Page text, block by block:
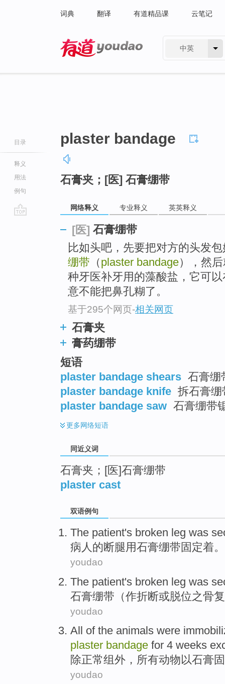
词典 翻译 有道精品课 云笔记
中英
目录
释义
用法
例句
plaster bandage
石膏夹；[医] 石膏绷带
网络释义 专业释义 英英释义
[医] 石膏绷带
比如头吧，先要把对方的头发
绷带 （plaster bandage），然
种牙医补牙用的藻酸盐，它可
意不能把鼻孔糊了。
基于295个网页-相关网页
石膏夹
膏药绷带
短语
plaster bandage shears 石膏绷
plaster bandage knife 拆石膏绷
plaster bandage saw 石膏绷带
更多网络短语
同近义词
石膏夹；[医]石膏绷带
plaster cast
双语例句
The patient's broken leg was
病人 的断腿用石膏绷带固定着。
youdao
The patient's broken leg was
石膏绷带 （作折断或脱位之骨
youdao
All of the animals were
plaster bandage for 4 weeks
除正常组 外， 所有动物以石膏
youdao